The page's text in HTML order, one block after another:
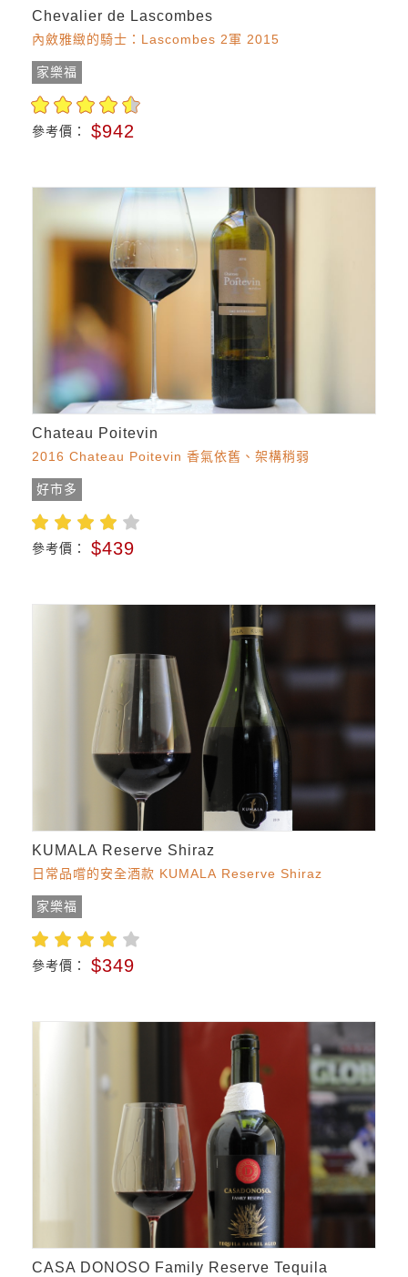
Chevalier de Lascombes
內斂雅緻的騎士：Lascombes 2軍 2015
家樂福
參考價： $942
Chateau Poitevin
2016 Chateau Poitevin 香氣依舊、架構稍弱
好市多
參考價： $439
KUMALA Reserve Shiraz
日常品嚐的安全酒款 KUMALA Reserve Shiraz
家樂福
參考價： $349
CASA DONOSO Family Reserve Tequila